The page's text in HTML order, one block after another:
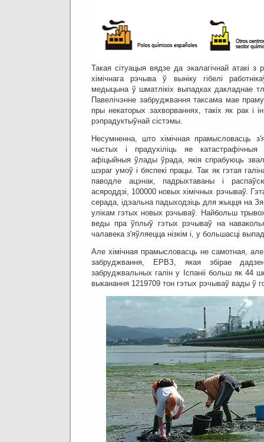
Такая сітуацыя вядзе да экалагічнай атакі з
хімічнага рэчыва ў выніку гібелі
медыцына ў шматлікіх выпадках дакладнае
Павелічэнне забруджвання таксама мае
пры некаторых захворваннях, такіх як рак і
рэпрадуктыўнай сістэмы.
Несумненна, што хімічная прамысловасць
чыстых і прадухіліць яе катастрафічныя
афіцыйныя ўлады ўрада, якія спрабуюць
шэраг умоў і бяспекі працы. Так як гэтая
паводле ацэнак, падрыхтаваны і
асяроддзі, 100000 новых хімічных рэчываў.
серада, ідэальна падыходзіць для жыцця на
улікам гэтых новых рэчываў. Найбольш
веды пра ўплыў гэтых рэчываў на
чалавека з'яўляецца нізкім і, у большасці
Але хімічная прамысловасць не самотная, але
забруджвання, ЕРВЗ, якая збірае
забруджвальных галін у Іспаніі больш як 44
выканання 1219709 тон гэтых рэчываў вады ў